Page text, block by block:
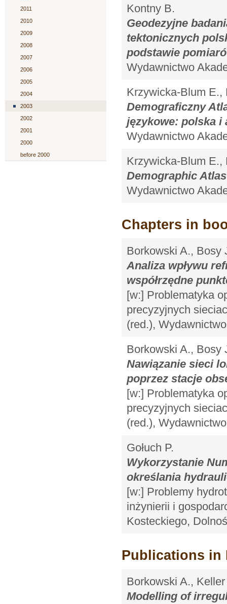
2011
2010
2009
2008
2007
2006
2005
2004
2003
2002
2001
2000
before 2000
Kontny B.
Geodezyjne
tektonicznych
podstawie
Wydawnictwo
Krzywicka-Blum
Demograficzny
językowe: polska i
Wydawnictwo
Krzywicka-Blum
Demographic
Wydawnictwo
Chapters in
Borkowski A., Bosy
Analiza wpływu
współrzędne
[w:] Problematyka
precyzyjnych
(red.),
Borkowski A., Bosy
Nawiązanie sieci
poprzez stacje
[w:] Problematyka
precyzyjnych
(red.),
Gołuch P.
Wykorzystanie
określania
[w:] Problemy
inżynierii i
Kosteckiego,
Publications in
Borkowski A.,
Modelling of